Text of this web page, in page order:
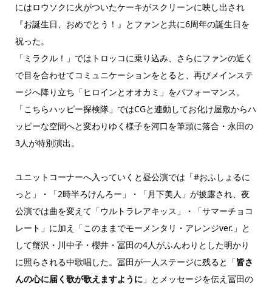
にはロウソクに火がついたケーキがスクリーンに映し出され
『お誕生日、おめでとう！』とファンと共に6周年の誕生日を
祝った。
「ミラクル！」ではトロッコに乗り込み、さらにファンの近く
で目を合わせてコミュニケーションをとると、再びメインステ
ージへ降り立ち「ヒロインとオオカミ」をパフォーマンス。
「こちらハッピー探検隊」ではCGと連動してお化け屋敷からハ
ッピーな空間へと変わりゆく様子を河口を筆頭に落合・永田の
3人が特別演出。
ユニットコーナーへ入っていくと昼公演では「#おふしょるに
っと」・「2時半ろけんろー」・「月下美人」が披露され、夜
公演では曲を変えて「ウルトラレアキッス」・「サマーチョコ
レート」に加え「このままでモーメンタリ・アレンジver.」と
して蟹沢・川中子・櫻井・冨田の4人がふんわりとした明かり
に照らされる中歌唱した。冨田が一人ステージに残ると「皆さ
んの心に届く歌が歌えますように」とメッセージを伝え冨田の